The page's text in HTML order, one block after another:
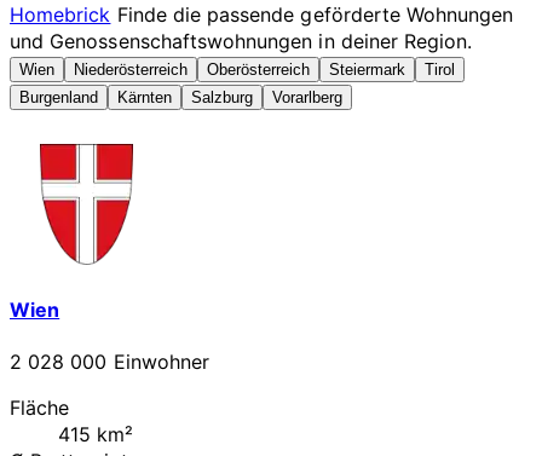
Homebrick Finde die passende geförderte Wohnungen
und Genossenschaftswohnungen in deiner Region.
Wien Niederösterreich Oberösterreich Steiermark
Tirol
Burgenland
Kärnten Salzburg Vorarlberg
Wien
2 028 000 Einwohner
Fläche
415 km²